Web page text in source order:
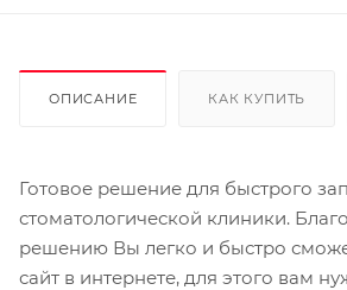
ОПИСАНИЕ КАК КУПИТЬ
Готовое решение для быстрого
стоматологической клиники.
решению Вы легко и быстро
сайт в интернете, для этого вам